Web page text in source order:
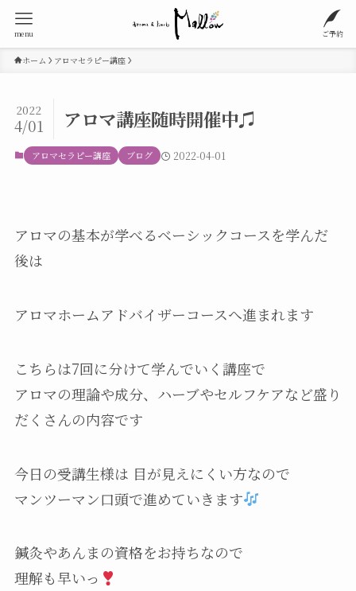
ご予約
menu
ホーム アロマセラピー講座
アロマ講座随時開催中♫
2022
4/01
アロマセラピー講座 ブログ 2022-04-01
アロマの基本が学べるベーシックコースを学んだ
後は
アロマホームアドバイザーコースへ進まれます
こちらは7回に分けて学んでいく講座で
アロマの理論や成分、ハーブやセルフケアなど盛り
だくさんの内容です
今日の受講生様は 目が見えにくい方なので
マンツーマン口頭で進めていきます
鍼灸やあんまの資格をお持ちなので
理解も早いっ